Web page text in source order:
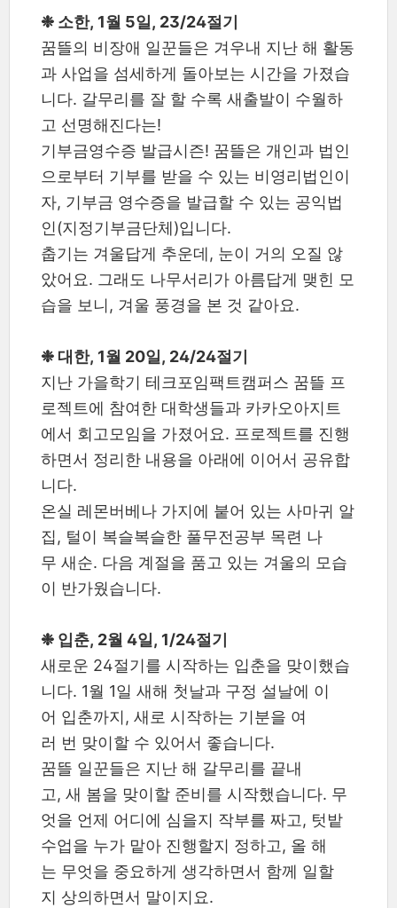
❉ 소한, 1월 5일, 23/24절기
꿈뜰의 비장애 일꾼들은 겨우내 지난 해 활동
과 사업을 섬세하게 돌아보는 시간을 가졌습
니다. 갈무리를 잘 할 수록 새출발이 수월하
고 선명해진다는!
기부금영수증 발급시즌! 꿈뜰은 개인과 법인
으로부터 기부를 받을 수 있는 비영리법인이
자, 기부금 영수증을 발급할 수 있는 공익법
인(지정기부금단체)입니다.
춥기는 겨울답게 추운데, 눈이 거의 오질 않
았어요. 그래도 나무서리가 아름답게 맺힌 모
습을 보니, 겨울 풍경을 본 것 같아요.
❉ 대한, 1월 20일, 24/24절기
지난 가을학기 테크포임팩트캠퍼스 꿈뜰 프
로젝트에 참여한 대학생들과 카카오아지트
에서 회고모임을 가졌어요. 프로젝트를 진행
하면서 정리한 내용을 아래에 이어서 공유합
니다.
온실 레몬버베나 가지에 붙어 있는 사마귀 알
집, 털이 복슬복슬한 풀무전공부 목련 나
무 새순. 다음 계절을 품고 있는 겨울의 모습
이 반가웠습니다.
❉ 입춘, 2월 4일, 1/24절기
새로운 24절기를 시작하는 입춘을 맞이했습
니다. 1월 1일 새해 첫날과 구정 설날에 이
어 입춘까지, 새로 시작하는 기분을 여
러 번 맞이할 수 있어서 좋습니다.
꿈뜰 일꾼들은 지난 해 갈무리를 끝내
고, 새 봄을 맞이할 준비를 시작했습니다. 무
엇을 언제 어디에 심을지 작부를 짜고, 텃밭
수업을 누가 맡아 진행할지 정하고, 올 해
는 무엇을 중요하게 생각하면서 함께 일할
지 상의하면서 말이지요.